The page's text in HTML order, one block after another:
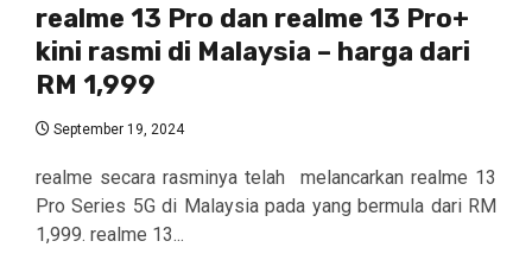
realme 13 Pro dan realme 13 Pro+
kini rasmi di Malaysia – harga dari
RM 1,999
September 19, 2024
realme secara rasminya telah melancarkan realme 13
Pro Series 5G di Malaysia pada yang bermula dari RM
1,999. realme 13...